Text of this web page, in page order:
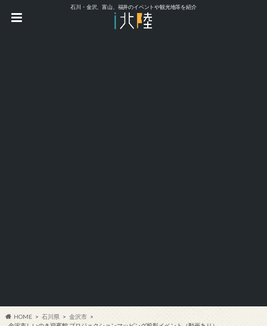
石川・金沢、富山、福井のイベントや観光地等を紹介
HOME 石川県
金沢市